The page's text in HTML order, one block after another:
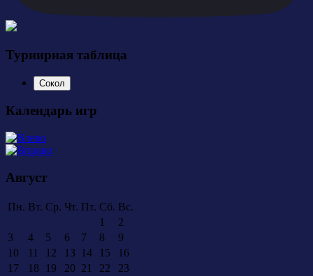
Турнирная таблица
Сокол
Календарь игр
Август
Пн. Вт. Ср. Чт. Пт. Сб. Вс.
1
2
3
4 5 6 7 8
9
10
11 12 13 14 15
16
17
18 19 20 21 22 23